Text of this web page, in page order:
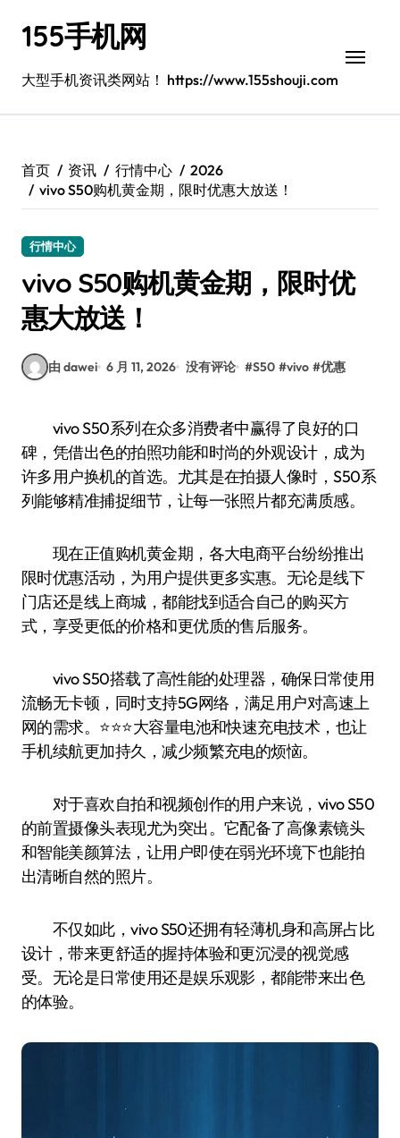
155手机网
大型手机资讯类网站！ https://www.155shouji.com
首页 资讯 行情中心
2026
vivo S50购机黄金期，限时优惠大放送！
行情中心
vivo S50购机黄金期，限时优
惠大放送！
由 dawei 6 月 11, 2026 没有评论 #S50 #vivo #优惠
vivo S50系列在众多消费者中赢得了良好的口
碑，凭借出色的拍照功能和时尚的外观设计，成为
许多用户换机的首选。尤其是在拍摄人像时，S50系
列能够精准捕捉细节，让每一张照片都充满质感。
现在正值购机黄金期，各大电商平台纷纷推出
限时优惠活动，为用户提供更多实惠。无论是线下
门店还是线上商城，都能找到适合自己的购买方
式，享受更低的价格和更优质的售后服务。
vivo S50搭载了高性能的处理器，确保日常使用
流畅无卡顿，同时支持5G网络，满足用户对高速上
网的需求。⭐️⭐️⭐️大容量电池和快速充电技术，也让
手机续航更加持久，减少频繁充电的烦恼。
对于喜欢自拍和视频创作的用户来说，vivo S50
的前置摄像头表现尤为突出。它配备了高像素镜头
和智能美颜算法，让用户即使在弱光环境下也能拍
出清晰自然的照片。
不仅如此，vivo S50还拥有轻薄机身和高屏占比
设计，带来更舒适的握持体验和更沉浸的视觉感
受。无论是日常使用还是娱乐观影，都能带来出色
的体验。